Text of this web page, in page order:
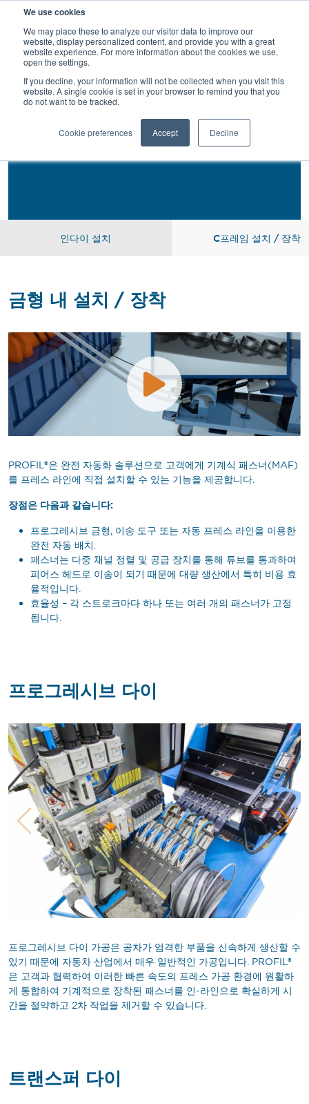
We use cookies
We may place these to analyze our visitor data to improve our
website, display personalized content, and provide you with a great
website experience. For more information about the cookies we use,
open the settings.
If you decline, your information will not be collected when you visit this
website. A single cookie is set in your browser to remind you that you
do not want to be tracked.
Cookie preferences Accept Decline
인다이 설치 C프레임 설치 / 장착
PROFIL®은 완전 자동화 솔루션으로 고객에게 기계식 패스너(MAF)
를 프레스 라인에 직접 설치할 수 있는 기능을 제공합니다.
장점은 다음과 같습니다:
프로그레시브 금형, 이송 도구 또는 자동 프레스 라인을 이용한
완전 자동 배치.
패스너는 다중 채널 정렬 및 공급 장치를 통해 튜브를 통과하여
피어스 헤드로 이송이 되기 때문에 대량 생산에서 특히 비용 효
율적입니다.
효율성 – 각 스트로크마다 하나 또는 여러 개의 패스너가 고정
됩니다.
금형 내 설치 / 장착
프로그레시브 다이 가공은 공차가 엄격한 부품을 신속하게 생산할 수
있기 때문에 자동차 산업에서 매우 일반적인 가공입니다. PROFIL®
은 고객과 협력하여 이러한 빠른 속도의 프레스 가공 환경에 원활하
게 통합하여 기계적으로 장착된 패스너를 인-라인으로 확실하게 시
간을 절약하고 2차 작업을 제거할 수 있습니다.
프로그레시브 다이
트랜스퍼 다이